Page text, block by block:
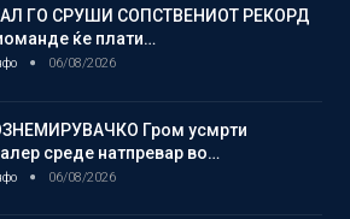
ГО СРУШИ СОПСТВЕНИОТ РЕКОРД
ќе плати…
06/08/2026
Гром усмрти
среде натпревар во…
06/08/2026